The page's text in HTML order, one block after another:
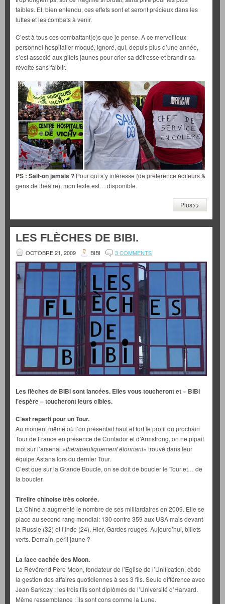
faibles. Et, bien entendu, ces effets sont et seront précieux dans les
luttes et les combats à venir.
C’est à tous ces combattant(e)s que je pense. A ce merveilleux
personnel hospitalier moqué, ignoré, qui, depuis plus d’une année,
s’est associé aux gilets jaunes pour crier sa détresse et brandir sa
révolte sans faiblir.
PS : Sait-on jamais ? Pour qui s’y intéresse (de préférence éditeurs &
gens de théâtre), mon texte est… disponible.
Plus>>
LES FLÈCHES DE BIBI.
OCTOBRE 21, 2009 BIBI 3 COMMENTS
Les flèches de BiBi sont lancées. Elles vous toucheront et – BiBi
l’espère – toucheront leurs cibles.
C’est reparti pour un Tour.
Au moment même où l’on présentait haut et fort le profil du prochain
Tour de France en présence de Contador et d’Armstrong, on ne pipait
mot sur l’arsenal «thérapeutiquement étonnant» trouvé dans leur
équipe Astana lors du dernier Tour.
C’est que sur la Grande Boucle, on se doit de boucler le Tour et… de
la boucler.
Tirelire chinoise très colorée.
La Chine a augmenté le nombre de ses milliardaires en 2009. Elle se
place au second rang mondial: 130 contre 359 aux USA mais devant
la Russie (32) et l’Inde (24). Hier, Gardes rouges. Aujourd’hui, billets
verts. Demain, péril jaune ?
La face cachée des Moon.
Le Révérend Père Moon, fondateur de l’Eglise de l’Unification, cède
la gestion des affaires quotidiennes à ses 3 fils. Seule différence avec
Jean Sarkozy : les trois fils sont diplômés de l’Université d’Harvard.
Même ressemblance : ils sont cons comme la Lune.